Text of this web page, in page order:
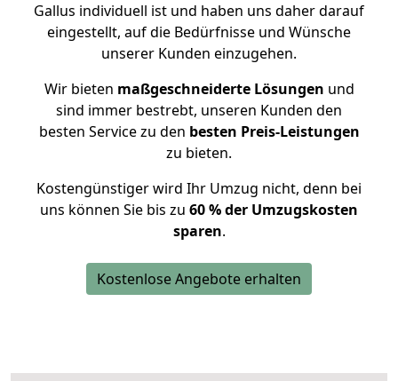
Gallus individuell ist und haben uns daher darauf
eingestellt, auf die Bedürfnisse und Wünsche
unserer Kunden einzugehen.
Wir bieten maßgeschneiderte Lösungen und
sind immer bestrebt, unseren Kunden den
besten Service zu den besten Preis-Leistungen
zu bieten.
Kostengünstiger wird Ihr Umzug nicht, denn bei
uns können Sie bis zu 60 % der Umzugskosten
sparen.
Kostenlose Angebote erhalten